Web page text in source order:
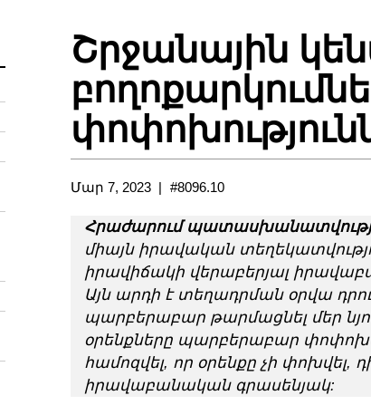
Շրջանային
Մար 7, 2023 #8096.10
Հրաժարում
միայն իրավական
իրավիճակի վերաբերյալ
Այն արդի է տեղադրման օրվա
պարբերաբար թարմացնել մեր
օրենքները պարբերաբար
համոզվել, որ օրենքը չի փոխվել,
իրավաբանական գրասենյակ: